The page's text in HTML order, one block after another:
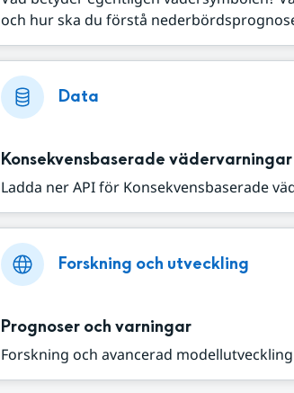
och hur ska du förstå
Data
Konsekvensbaserade vädervarningar
Ladda ner API för Konsekvensbaserade
Forskning och utveckling
Prognoser och varningar
Forskning och avancerad